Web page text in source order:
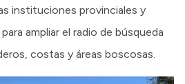
instituciones provinciales y
ampliar el radio de búsqueda
costas y áreas boscosas.